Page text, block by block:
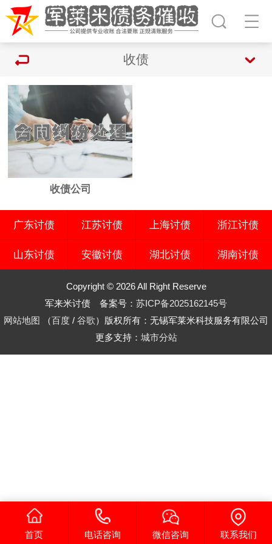
收债
收债公司
广东讨债 江苏讨债 上海讨债 浙江讨债
山东讨债 安徽讨债 湖北讨债 湖南讨债
Copyright © 2026 All Right Reserve
军来米讨债 备案号： 苏ICP备2025162145号
网站地图 （百度 / 谷歌）版权所有：无锡军莱米科技服务有限公司
更多支持： 城市分站
首页 电话咨询 微信咨询 联系我们